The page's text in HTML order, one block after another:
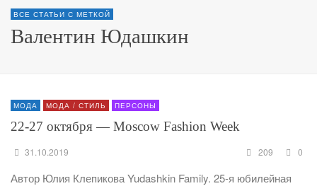
ВСЕ СТАТЬИ С МЕТКОЙ
Валентин Юдашкин
МОДА МОДА / СТИЛЬ ПЕРСОНЫ
22-27 октября — Moscow Fashion Week
31.10.2019 209 0
Автор Юлия Клепикова Yudashkin Family. 25-я юбилейная